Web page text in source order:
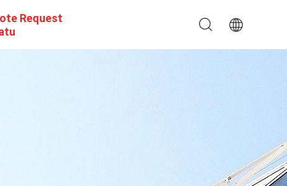
Request